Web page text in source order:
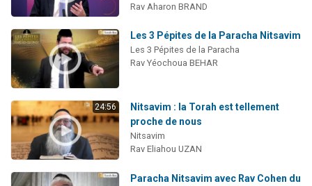
Rav Aharon BRAND
Les 3 Pépites de la Paracha Nitsavim
Les 3 Pépites de la Paracha
Rav Yéochoua BEHAR
24:56
Nitsavim : la Torah est tellement
proche de nous
Nitsavim
Rav Eliahou UZAN
Paracha Nitsavim avec Rav Cohen du